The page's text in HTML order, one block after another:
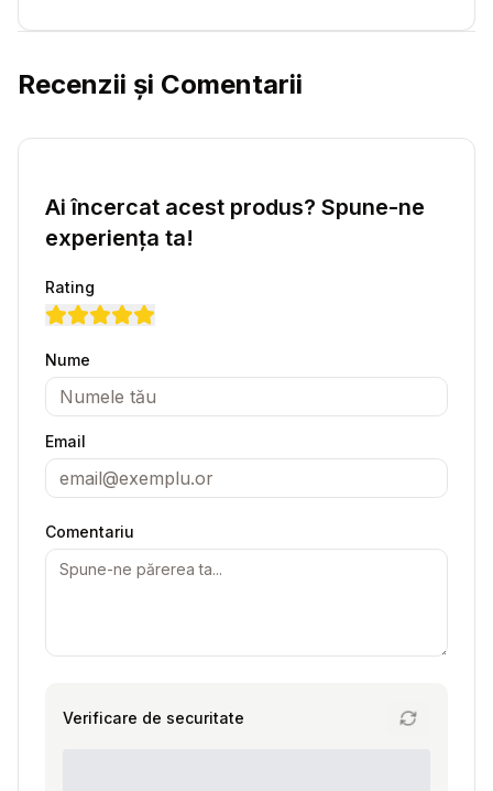
Recenzii și Comentarii
Ai încercat acest produs? Spune-ne
experiența ta!
Rating
Nume
Email
Comentariu
Verificare de securitate